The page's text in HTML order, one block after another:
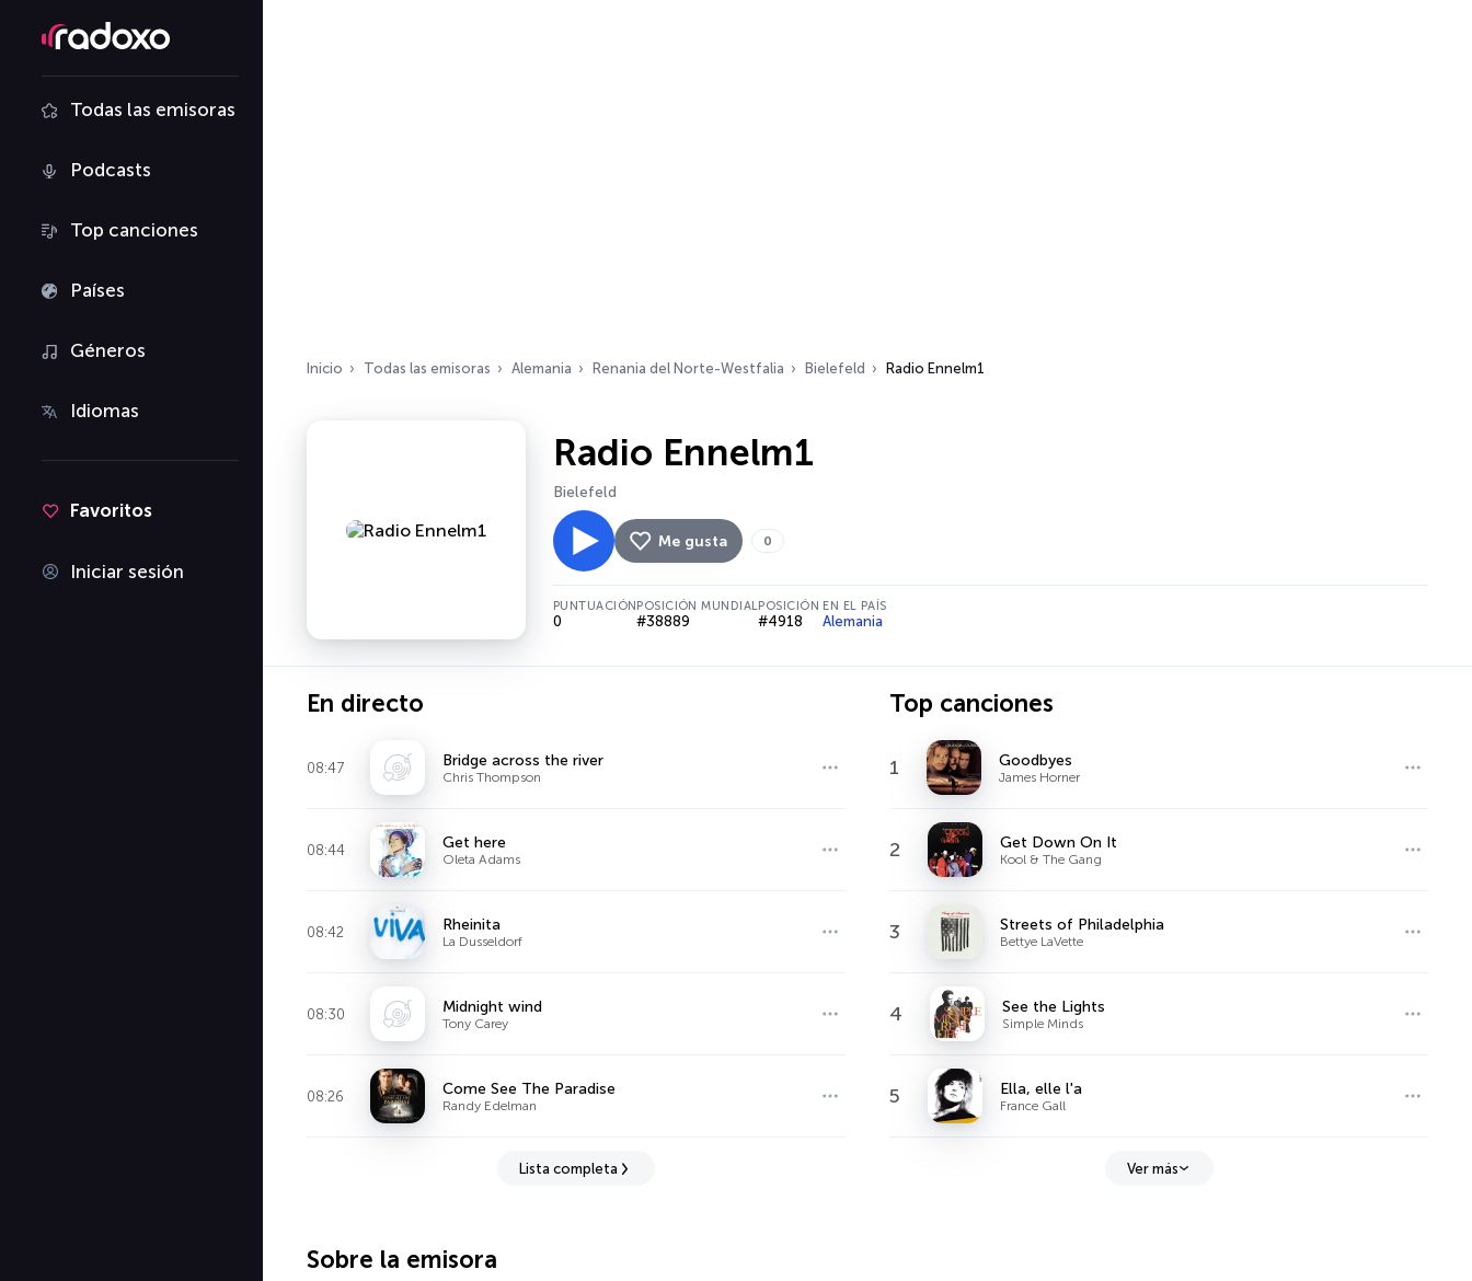
Todas las emisoras
Podcasts
Top canciones
Países
Géneros
Idiomas
Favoritos
Iniciar sesión
Inicio Todas las emisoras Alemania Renania del Norte-Westfalia Bielefeld Radio Ennelm1
Radio Ennelm1
Bielefeld
Me gusta 0
PUNTUACIÓN
0
POSICIÓN MUNDIAL
#38889
POSICIÓN EN EL PAÍS
#4918 Alemania
En directo
08:47 Bridge across the river
Chris Thompson
08:44 Get here
Oleta Adams
08:42 Rheinita
La Dusseldorf
08:30 Midnight wind
Tony Carey
08:26 Come See The Paradise
Randy Edelman
Lista completa
Top canciones
1 Goodbyes
James Horner
2 Get Down On It
Kool & The Gang
3 Streets of Philadelphia
Bettye LaVette
4 See the Lights
Simple Minds
5 Ella, elle l'a
France Gall
Ver más
Sobre la emisora